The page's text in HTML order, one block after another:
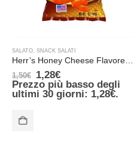
SALATO SNACK SALATI
1,50€ 1,28€
Prezzo più basso degli
ultimi 30 giorni: 1,28€.